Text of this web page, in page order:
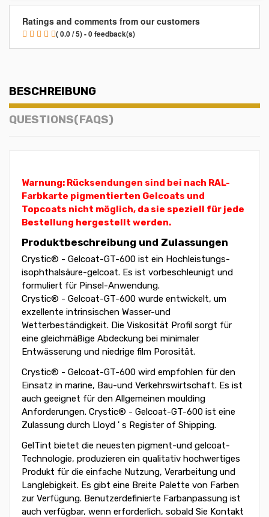
Ratings and comments from our customers
( 0.0 / 5) - 0 feedback(s)
BESCHREIBUNG
QUESTIONS(FAQS)
Warnung: Rücksendungen sind bei nach RAL-
Farbkarte pigmentierten Gelcoats und
Topcoats nicht möglich, da sie speziell für jede
Bestellung hergestellt werden.
Produktbeschreibung und Zulassungen
Crystic® - Gelcoat-GT-600 ist ein Hochleistungs-
isophthalsäure-gelcoat. Es ist vorbeschleunigt und
formuliert für Pinsel-Anwendung.
Crystic® - Gelcoat-GT-600 wurde entwickelt, um
exzellente intrinsischen Wasser-und
Wetterbeständigkeit. Die Viskosität Profil sorgt für
eine gleichmäßige Abdeckung bei minimaler
Entwässerung und niedrige film Porosität.
Crystic® - Gelcoat-GT-600 wird empfohlen für den
Einsatz in marine, Bau-und Verkehrswirtschaft. Es ist
auch geeignet für den Allgemeinen moulding
Anforderungen. Crystic® - Gelcoat-GT-600 ist eine
Zulassung durch Lloyd ' s Register of Shipping.
GelTint bietet die neuesten pigment-und gelcoat-
Technologie, produzieren ein qualitativ hochwertiges
Produkt für die einfache Nutzung, Verarbeitung und
Langlebigkeit. Es gibt eine Breite Palette von Farben
zur Verfügung. Benutzerdefinierte Farbanpassung ist
auch verfügbar, wenn erforderlich, sobald Sie Kontakt